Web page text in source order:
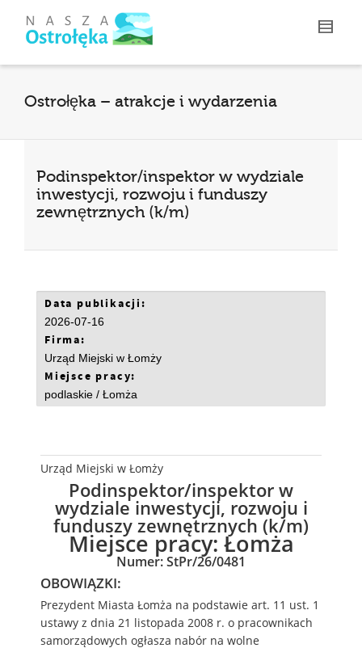
Ostrołęka – atrakcje i wydarzenia
Podinspektor/inspektor w wydziale
inwestycji, rozwoju i funduszy
zewnętrznych (k/m)
Data publikacji:
2026-07-16
Firma:
Urząd Miejski w Łomży
Miejsce pracy:
podlaskie / Łomża
Urząd Miejski w Łomży
Podinspektor/inspektor w
wydziale inwestycji, rozwoju i
funduszy zewnętrznych (k/m)
Miejsce pracy: Łomża
Numer: StPr/26/0481
OBOWIĄZKI:
Prezydent Miasta Łomża na podstawie art. 11 ust. 1
ustawy z dnia 21 listopada 2008 r. o pracownikach
samorządowych ogłasza nabór na wolne